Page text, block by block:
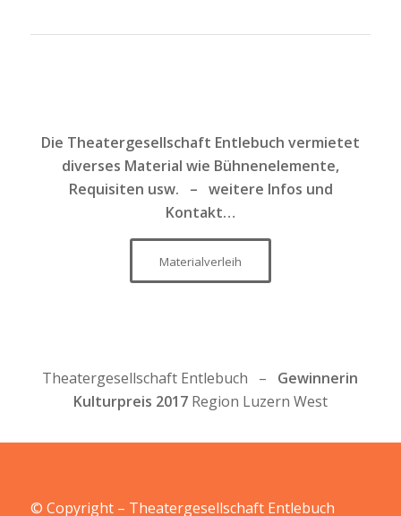
Die Theatergesellschaft Entlebuch vermietet
diverses Material wie Bühnenelemente,
Requisiten usw. – weitere Infos und
Kontakt…
Materialverleih
Theatergesellschaft Entlebuch – Gewinnerin
Kulturpreis 2017 Region Luzern West
© Copyright – Theatergesellschaft Entlebuch